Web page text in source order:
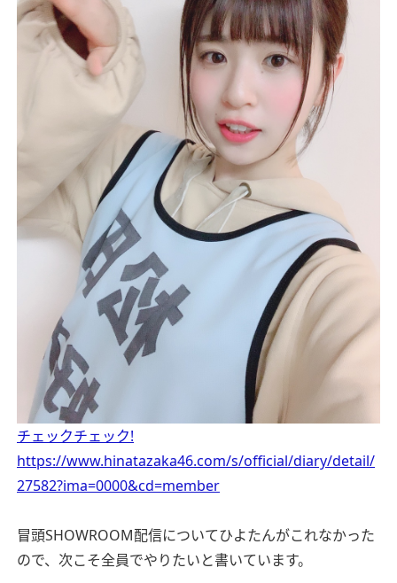
チェックチェック!
https://www.hinatazaka46.com/s/official/diary/detail/
27582?ima=0000&cd=member
冒頭SHOWROOM配信についてひよたんがこれなかった
ので、次こそ全員でやりたいと書いています。